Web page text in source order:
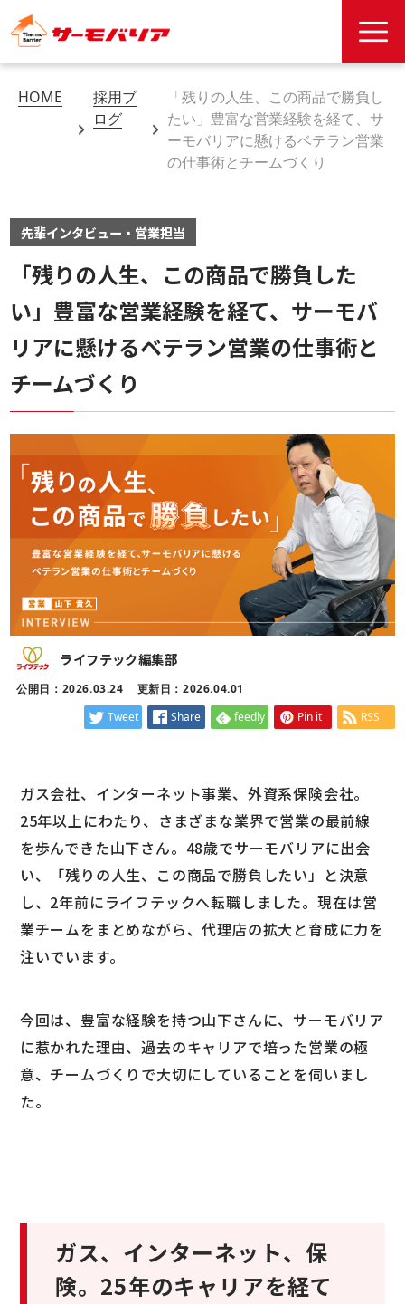
HOME
採用ブ
ログ
「残りの人生、この商品で勝負し
たい」豊富な営業経験を経て、サ
ーモバリアに懸けるベテラン営業
の仕事術とチームづくり
先輩インタビュー・営業担当
「残りの人生、この商品で勝負した
い」豊富な営業経験を経て、サーモバ
リアに懸けるベテラン営業の仕事術と
チームづくり
ライフテック編集部
公開日：2026.03.24 更新日：2026.04.01
Tweet Share feedly Pin it RSS
ガス会社、インターネット事業、外資系保険会社。
25年以上にわたり、さまざまな業界で営業の最前線
を歩んできた山下さん。48歳でサーモバリアに出会
い、「残りの人生、この商品で勝負したい」と決意
し、2年前にライフテックへ転職しました。現在は営
業チームをまとめながら、代理店の拡大と育成に力を
注いでいます。
今回は、豊富な経験を持つ山下さんに、サーモバリア
に惹かれた理由、過去のキャリアで培った営業の極
意、チームづくりで大切にしていることを伺いまし
た。
ガス、インターネット、保
険。25年のキャリアを経て